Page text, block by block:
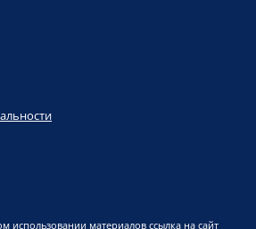
использовании материалов ссылка на сайт